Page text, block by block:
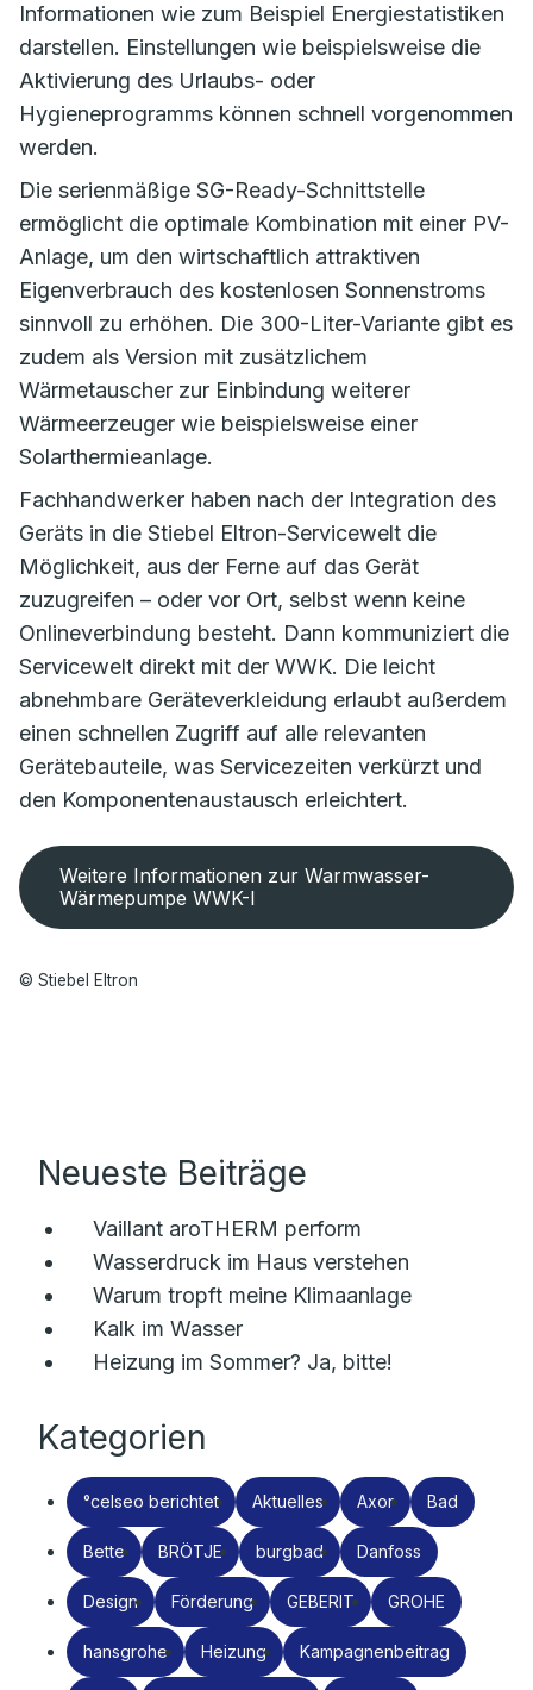
Informationen wie zum Beispiel Energiestatistiken
darstellen. Einstellungen wie beispielsweise die
Aktivierung des Urlaubs- oder
Hygieneprogramms können schnell vorgenommen
werden.
Die serienmäßige SG-Ready-Schnittstelle
ermöglicht die optimale Kombination mit einer PV-
Anlage, um den wirtschaftlich attraktiven
Eigenverbrauch des kostenlosen Sonnenstroms
sinnvoll zu erhöhen. Die 300-Liter-Variante gibt es
zudem als Version mit zusätzlichem
Wärmetauscher zur Einbindung weiterer
Wärmeerzeuger wie beispielsweise einer
Solarthermieanlage.
Fachhandwerker haben nach der Integration des
Geräts in die Stiebel Eltron-Servicewelt die
Möglichkeit, aus der Ferne auf das Gerät
zuzugreifen – oder vor Ort, selbst wenn keine
Onlineverbindung besteht. Dann kommuniziert die
Servicewelt direkt mit der WWK. Die leicht
abnehmbare Geräteverkleidung erlaubt außerdem
einen schnellen Zugriff auf alle relevanten
Gerätebauteile, was Servicezeiten verkürzt und
den Komponentenaustausch erleichtert.
Weitere Informationen zur Warmwasser-
Wärmepumpe WWK-I
© Stiebel Eltron
Neueste Beiträge
Vaillant aroTHERM perform
Wasserdruck im Haus verstehen
Warum tropft meine Klimaanlage
Kalk im Wasser
Heizung im Sommer? Ja, bitte!
Kategorien
°celseo berichtet Aktuelles Axor Bad
Bette BRÖTJE burgbad Danfoss
Design Förderung GEBERIT GROHE
hansgrohe Heizung Kampagnenbeitrag